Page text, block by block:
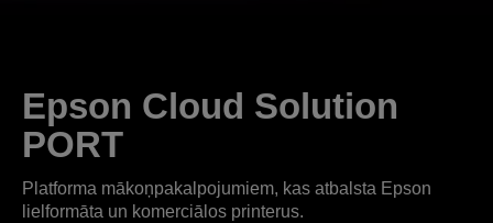
Epson Cloud Solution
PORT
Platforma mākoņpakalpojumiem, kas atbalsta Epson
lielformāta un komerciālos printerus.